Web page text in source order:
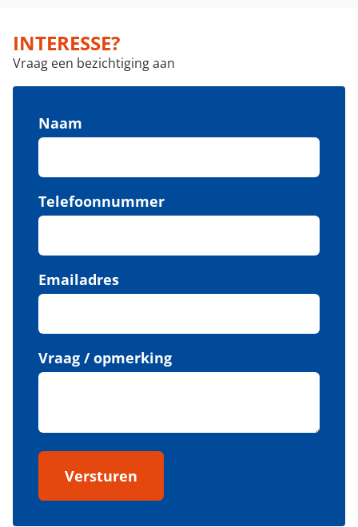
INTERESSE?
Vraag een bezichtiging aan
Naam
Telefoonnummer
Emailadres
Vraag / opmerking
Versturen